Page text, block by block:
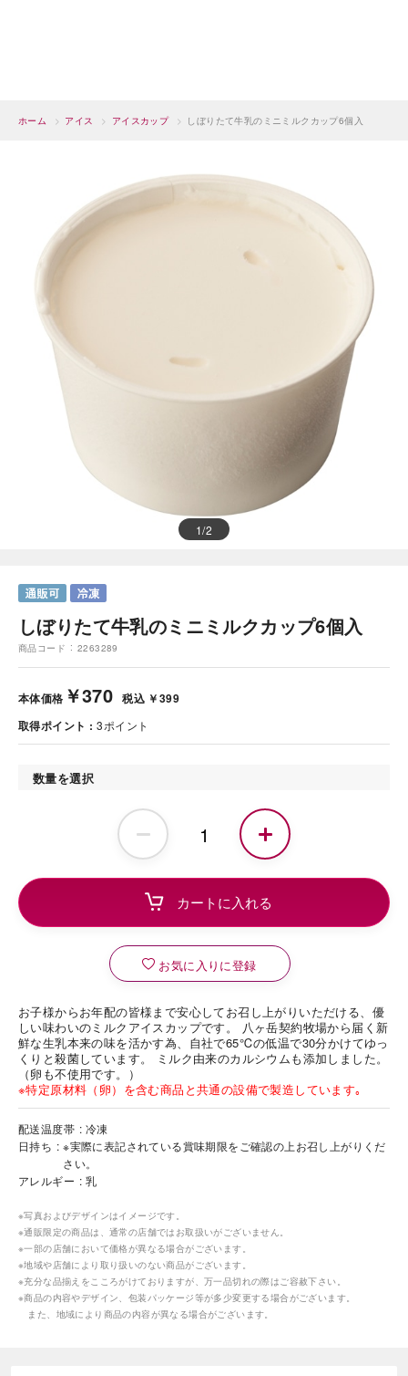
ホーム > アイス > アイスカップ > しぼりたて牛乳のミニミルクカップ6個入
1/2
しぼりたて牛乳のミニミルクカップ6個入
商品コード 2263289
本体価格 ￥370 税込 ￥399
取得ポイント
3ポイント
数量を選択
お気に入りに登録
お子様からお年配の皆様まで安心してお召し上がりいただける、優
しい味わいのミルクアイスカップです。 八ヶ岳契約牧場から届く新
鮮な生乳本来の味を活かす為、自社で65℃の低温で30分かけてゆっ
くりと殺菌しています。 ミルク由来のカルシウムも添加しました。
（卵も不使用です。）
※特定原材料（卵）を含む商品と共通の設備で製造しています｡
配送温度帯
冷凍
日持ち
※実際に表記されている賞味期限をご確認の上お召し上がりくだ
さい。
アレルギー
乳
※写真およびデザインはイメージです。
※通販限定の商品は、通常の店舗ではお取扱いがございません。
※一部の店舗において価格が異なる場合がございます。
※地域や店舗により取り扱いのない商品がございます。
※充分な品揃えをこころがけておりますが、万一品切れの際はご容赦下さい。
※商品の内容やデザイン、包装パッケージ等が多少変更する場合がございます。
また、地域により商品の内容が異なる場合がございます。